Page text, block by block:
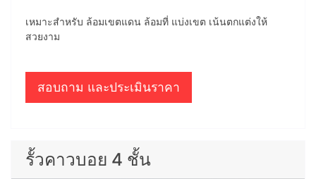
เหมาะสำหรับ ล้อมเขตแดน ล้อมที่ แบ่งเขต เน้นตกแต่งให้
สวยงาม
สอบถาม และประเมินราคา
รั้วคาวบอย 4 ชั้น